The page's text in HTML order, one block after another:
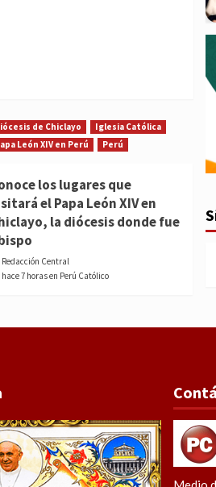
de Chiclayo
Iglesia Católica
León XIV en Perú
Perú
los lugares que
el Papa León XIV en
la diócesis donde fue
Redacción Central
hace 7 horas en Perú Católico